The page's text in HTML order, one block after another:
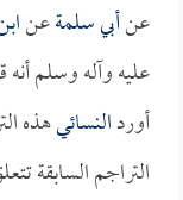
عنأبي سلمةعن
عليه وآله وسلم
أوردالنسائيهذه
التراجم السابقة